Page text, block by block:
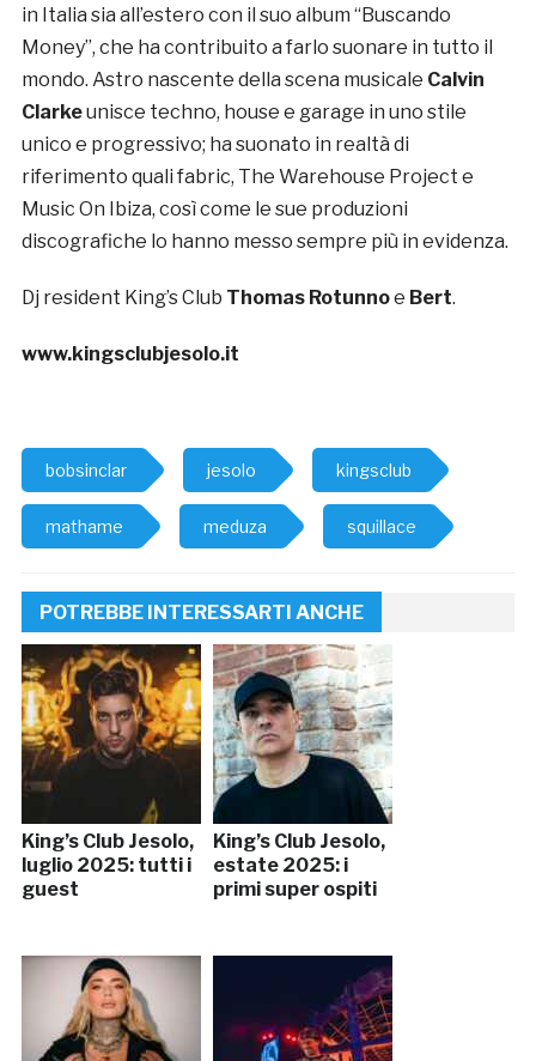
in Italia sia all’estero con il suo album “Buscando
Money”, che ha contribuito a farlo suonare in tutto il
mondo. Astro nascente della scena musicale Calvin
Clarkeunisce techno, house e garage in uno stile
unico e progressivo; ha suonato in realtà di
riferimento quali fabric, The Warehouse Project e
Music On Ibiza, così come le sue produzioni
discografiche lo hanno messo sempre più in evidenza.
Dj resident King’s Club Thomas Rotunnoe Bert.
www.kingsclubjesolo.it
bobsinclar jesolo kingsclub
mathame meduza squillace
POTREBBE INTERESSARTI ANCHE
King’s Club Jesolo,
luglio 2025: tutti i
guest
King’s Club Jesolo,
estate 2025: i
primi super ospiti